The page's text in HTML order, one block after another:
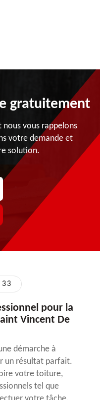
gratuitement
nous vous rappelons
votre demande et
solution.
33
pour la
Vincent De
démarche à
un résultat parfait.
votre toiture,
tel que